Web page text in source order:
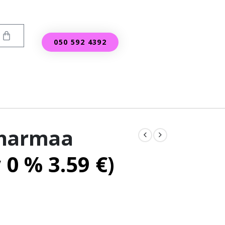
050 592 4392
% 3.59 €)